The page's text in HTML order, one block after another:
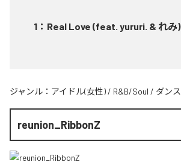
1 ： Real Love (feat. yururi. & れみ)
ジャンル： アイドル(女性) / R&B/Soul / ダンス
reunion_RibbonZ